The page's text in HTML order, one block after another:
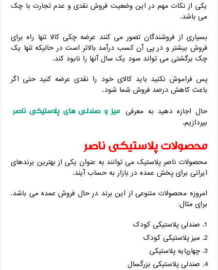
یکی از نکات مهم در این وضعیت فروش نقدی و عدم تجارت با چک
می باشد.
بسیاری از فروشندگان تصور می کنند عرضه چکی کالا تنها راه برای
فروش بیشتر و در پی آن کسب درآمد بالاتر است در حالیکه تنها یک
چک برگشتی می تواند سود یک سال آنها را نابود کند.
پس فراموش نکنید باید کالای خود را نقدی عرضه کنید حتی اگر
باعث کاهش درصد فروش شما شود.
حال اجازه دهید به معرفی میز و صندلی های پلاستیکی ناصر
بپردازیم.
محصولات پلاستیکی ناصر
محصولات ناصر پلاستیک می توانند به عنوان یکی از بهترین برندهای
ایرانی برای پخش عمده در بازار به حساب آیند.
امروزه محصولات متنوعی از این برند در حال فروش عمده می باشد.
برای مثال:
صندلی پلاستیکی کودک
میز پلاستیکی کودک
چهارپایه پلاستیکی
صندلی پلاستیکی بزرگسال